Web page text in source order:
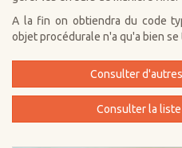
A la fin on obtiendra du code
objet procédurale n'a qu'a bien se
Consulter
Consulter la